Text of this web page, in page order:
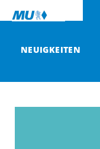
NEUIGKEITEN